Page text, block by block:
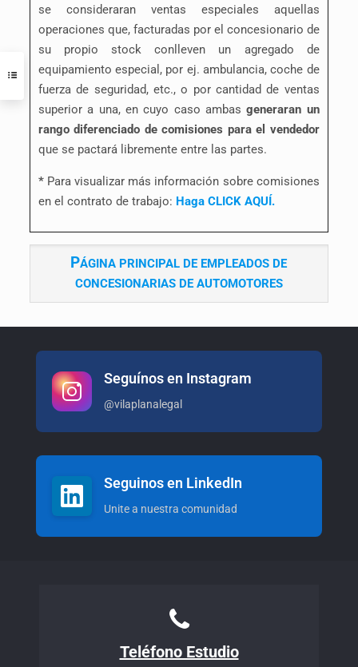
se consideraran ventas especiales aquellas
operaciones que, facturadas por el concesionario de
su propio stock conlleven un agregado de
equipamiento especial, por ej. ambulancia, coche de
fuerza de seguridad, etc., o por cantidad de ventas
superior a una, en cuyo caso ambasgeneraran un
rango diferenciado de comisiones para el vendedor
que se pactará libremente entre las partes.
*Para visualizar más información sobre comisiones
en el contrato de trabajo: Haga CLICK AQUÍ.
PÁGINA PRINCIPAL DE EMPLEADOS DE
CONCESIONARIAS DE AUTOMOTORES
Seguínos en Instagram
@vilaplanalegal
Seguinos en LinkedIn
Unite a nuestra comunidad
Teléfono Estudio